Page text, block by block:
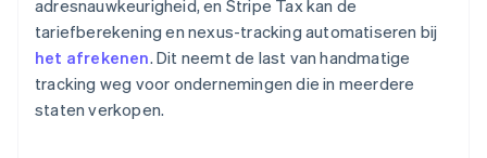
adresnauwkeurigheid, en Stripe Tax kan de
tariefberekening en nexus-tracking automatiseren bij
het afrekenen. Dit neemt de last van handmatige
tracking weg voor ondernemingen die in meerdere
staten verkopen.